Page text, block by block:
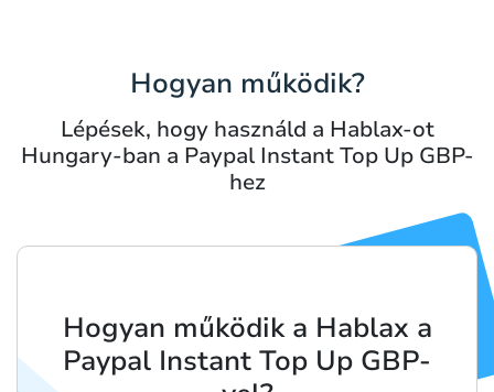
Hogyan működik?
Lépések, hogy használd a Hablax-ot
Hungary-ban a Paypal Instant Top Up GBP-
hez
Hogyan működik a Hablax a
Paypal Instant Top Up GBP-